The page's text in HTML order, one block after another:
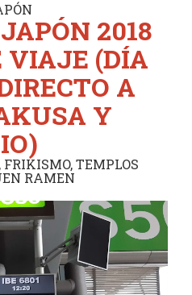
RESTAURANTES
SEGUROS
2018
VIAJE (DÍA
A
Y
TEMPLOS
RAMEN